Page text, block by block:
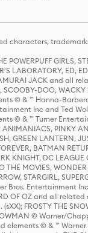
characters,
POWERPUFF GIRLS,
LABORATORY, ED,
JACK and all
SCOOBY-DOO,
© & ™ Hanna-
Inc and Ted
© & ™ Turner
ANIMANIACS, PINKY
GREEN
BATMAN
KNIGHT, DC
THE MOVIES,
STARGIRL,
Bros. Entertainment
OF OZ and all
(sXX); FROSTY THE
© Warner/
© & ™ Warner